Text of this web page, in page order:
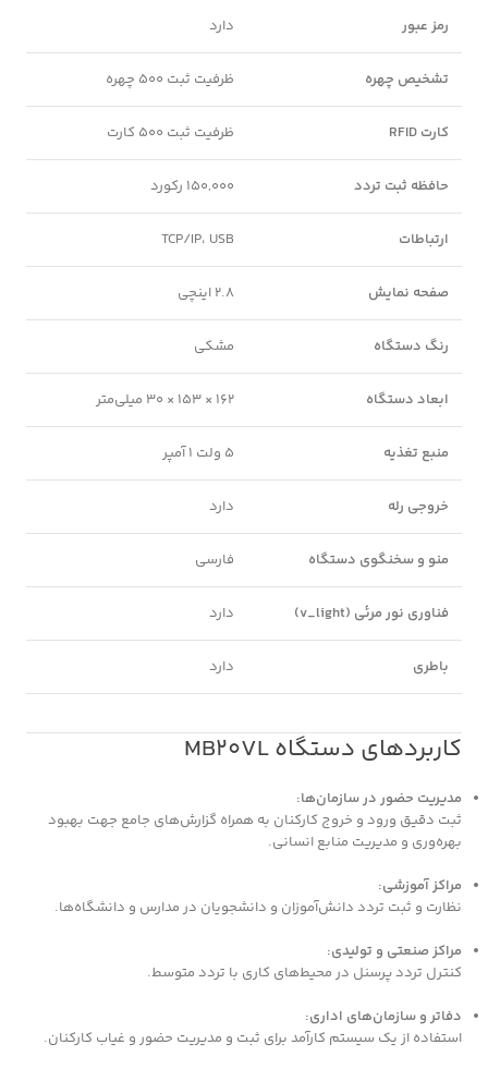
رمز عبور دارد
تشخیص چهره ظرفیت ثبت 500 چهره
کارت RFID ظرفیت ثبت 500 کارت
حافظه ثبت تردد 150,000 رکورد
ارتباطات TCP/IP، USB
صفحه نمایش 2.8 اینچی
رنگ دستگاه مشکی
ابعاد دستگاه 162 × 153 × 30 میلی‌متر
منبع تغذیه 5 ولت 1 آمپر
خروجی رله دارد
منو و سخنگوی دستگاه فارسی
فناوری نور مرئی (v_light) دارد
باطری دارد
کاربردهای دستگاه MB20VL
مدیریت حضور در سازمان‌ها:
ثبت دقیق ورود و خروج کارکنان به همراه گزارش‌های جامع جهت بهبود
بهره‌وری و مدیریت منابع انسانی.
مراکز آموزشی:
نظارت و ثبت تردد دانش‌آموزان و دانشجویان در مدارس و دانشگاه‌ها.
مراکز صنعتی و تولیدی:
کنترل تردد پرسنل در محیط‌های کاری با تردد متوسط.
دفاتر و سازمان‌های اداری:
استفاده از یک سیستم کارآمد برای ثبت و مدیریت حضور و غیاب کارکنان.